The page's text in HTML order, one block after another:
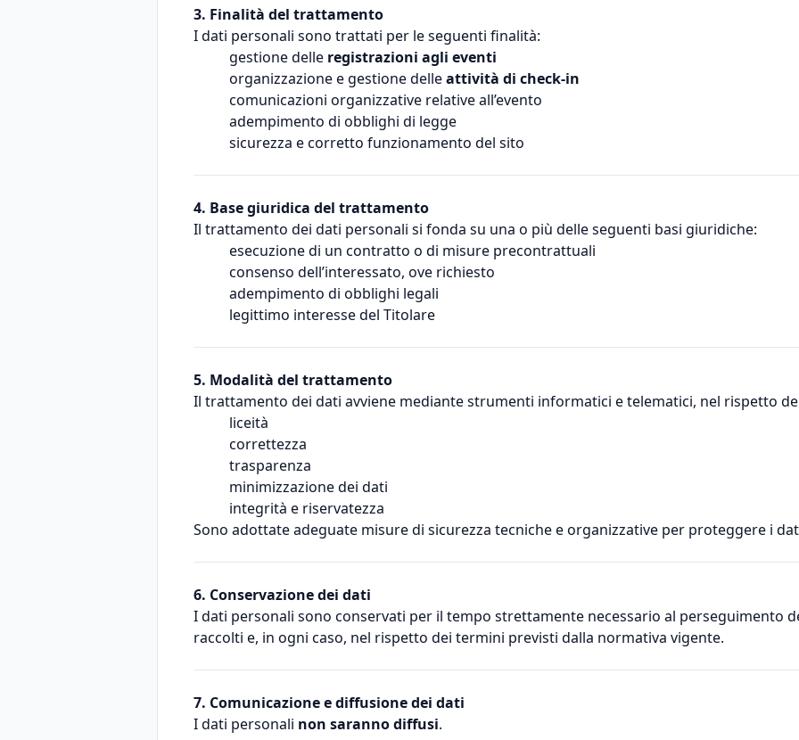
3. Finalità del trattamento
I dati personali sono trattati per le seguenti finalità:
gestione delle registrazioni agli eventi
organizzazione e gestione delleattività di check-in
comunicazioni organizzative relative all’evento
adempimento di obblighi di legge
sicurezza e corretto funzionamento del sito
4. Base giuridica del trattamento
Il trattamento dei dati personali si fonda su una o più delle seguenti basi giuridiche:
esecuzione di un contratto o di misure precontrattuali
consenso dell’interessato, ove richiesto
adempimento di obblighi legali
legittimo interesse del Titolare
5. Modalità del trattamento
Il trattamento dei dati avviene mediante strumenti informatici e telematici, nel rispetto
liceità
correttezza
trasparenza
minimizzazione dei dati
integrità e riservatezza
Sono adottate adeguate misure di sicurezza tecniche e organizzative per proteggere i
6. Conservazione dei dati
I dati personali sono conservati per il tempo strettamente necessario al perseguimento
raccolti e, in ogni caso, nel rispetto dei termini previsti dalla normativa vigente.
7. Comunicazione e diffusione dei dati
I dati personali non saranno diffusi.